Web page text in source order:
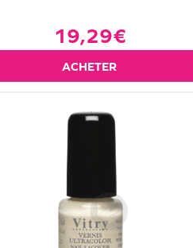
19,29€
ACHETER